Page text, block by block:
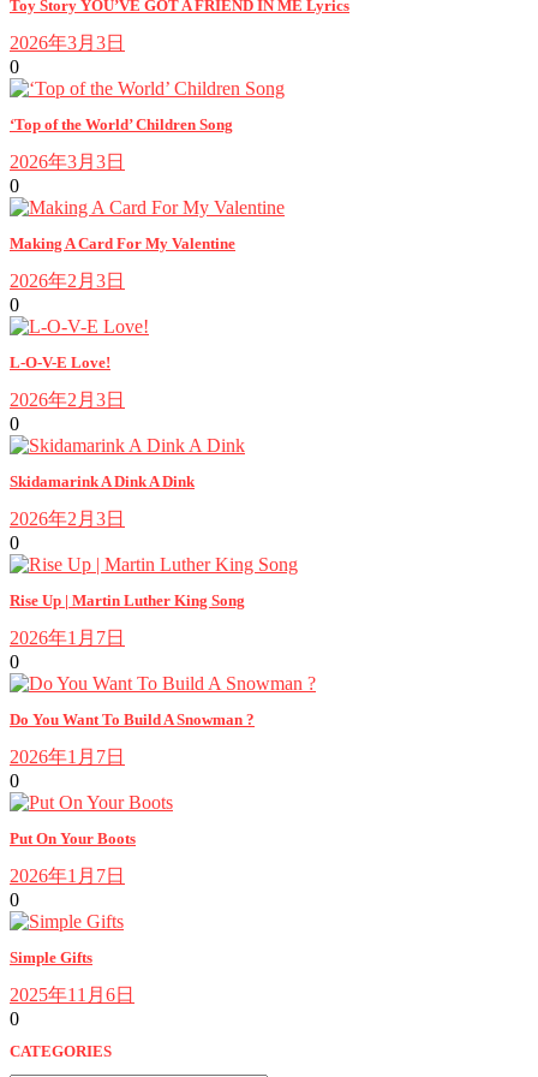
Toy Story YOU’VE GOT A FRIEND IN ME Lyrics
2026年3月3日
0
‘Top of the World’ Children Song
2026年3月3日
0
Making A Card For My Valentine
2026年2月3日
0
L-O-V-E Love!
2026年2月3日
0
Skidamarink A Dink A Dink
2026年2月3日
0
Rise Up | Martin Luther King Song
2026年1月7日
0
Do You Want To Build A Snowman ?
2026年1月7日
0
Put On Your Boots
2026年1月7日
0
Simple Gifts
2025年11月6日
0
CATEGORIES